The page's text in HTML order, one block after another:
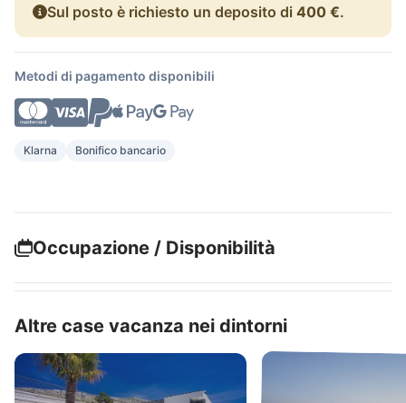
Sul posto è richiesto un deposito di 400 €.
Metodi di pagamento disponibili
Klarna Bonifico bancario
Occupazione / Disponibilità
Altre case vacanza nei dintorni